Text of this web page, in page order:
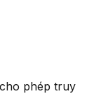
phép truy